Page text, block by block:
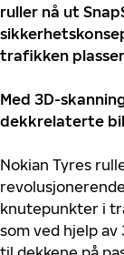
ruller nå ut
trafikken
Med 3D-
dekkrelaterte
Nokian Tyres
knutepunkter i
som ved hjelp